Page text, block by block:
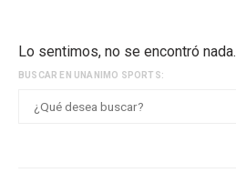
Lo sentimos, no se encontró nada.
BUSCAR EN UNANIMO SPORTS: